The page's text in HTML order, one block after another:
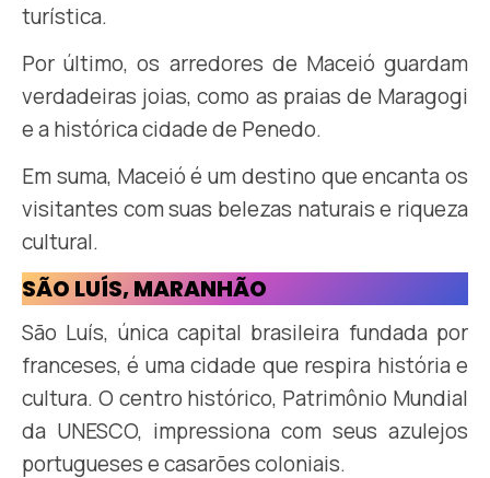
turística.
Por último, os arredores de Maceió guardam
verdadeiras joias, como as praias de Maragogi
e a histórica cidade de Penedo.
Em suma, Maceió é um destino que encanta os
visitantes com suas belezas naturais e riqueza
cultural.
SÃO LUÍS, MARANHÃO
São Luís, única capital brasileira fundada por
franceses, é uma cidade que respira história e
cultura. O centro histórico, Patrimônio Mundial
da UNESCO, impressiona com seus azulejos
portugueses e casarões coloniais.